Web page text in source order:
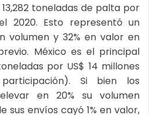
toneladas de palta por
2020. Esto representó un
volumen y 32% en valor en
México es el principal
por US$ 14 millones
Si bien los
en 20% su volumen
sus envíos cayó 1% en valor,